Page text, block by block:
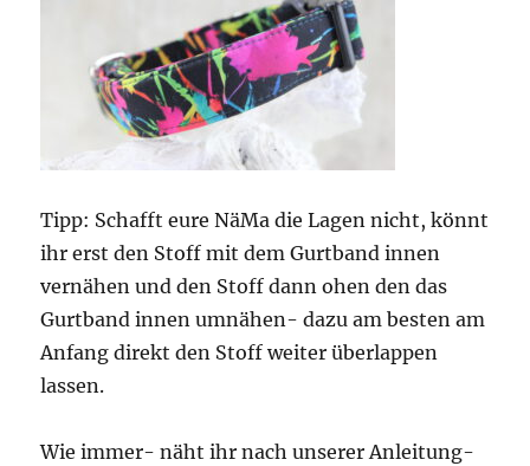
Tipp: Schafft eure NäMa die Lagen nicht, könnt
ihr erst den Stoff mit dem Gurtband innen
vernähen und den Stoff dann ohen den das
Gurtband innen umnähen- dazu am besten am
Anfang direkt den Stoff weiter überlappen
lassen.
Wie immer- näht ihr nach unserer Anleitung-